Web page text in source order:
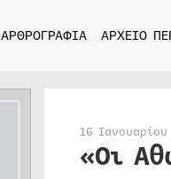
ΑΡΘΡΟΓΡΑΦΙΑ ΑΡΧΕΙΟ
16
«Οι